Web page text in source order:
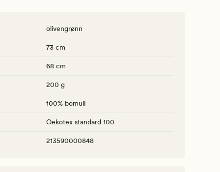
olivengrønn
73 cm
68 cm
200 g
100% bomull
Oekotex standard 100
213590000848